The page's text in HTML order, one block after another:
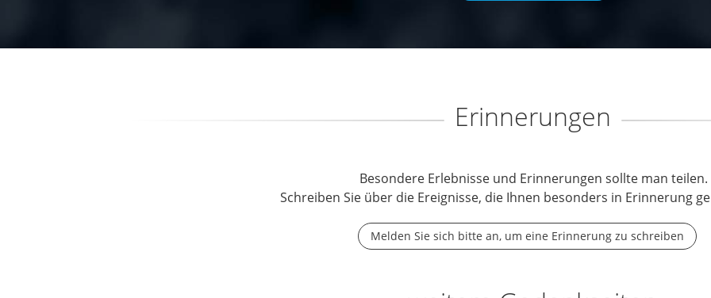
Erinnerungen
Besondere Erlebnisse und Erinnerungen sollte man teilen.
Schreiben Sie über die Ereignisse, die Ihnen besonders in Erinnerung
Melden Sie sich bitte an, um eine Erinnerung zu schreiben